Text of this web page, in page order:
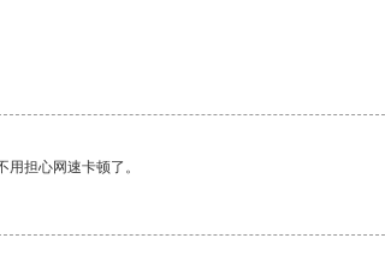
担心网速卡顿了。